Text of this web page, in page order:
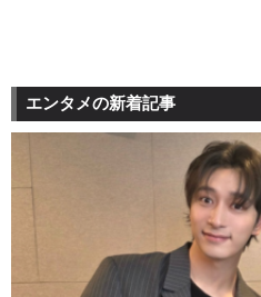
エンタメの新着記事